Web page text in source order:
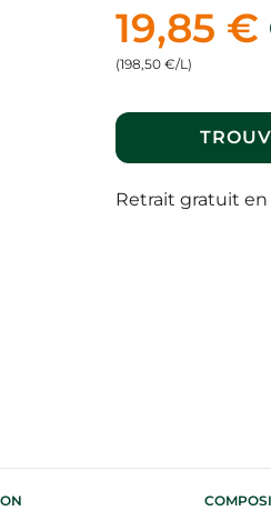
19,85 €
(198,50 €/L)
Retrait gratuit